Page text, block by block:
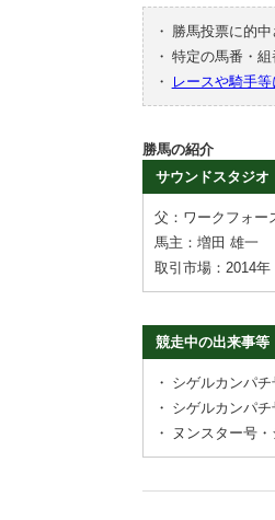
・
勝馬投票に的
・ 特定の馬番・組
・
レースや騎手
勝馬の紹介
サウンドスタジオ
父：ワークフォー
馬主：増田 雄一
取引市場：2014年
競走中の出来事等
・ シゲルカンパ
・ シゲルカンパ
・
ヌンスター号